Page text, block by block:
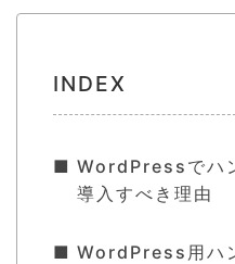
INDEX
WordPressでハ
導入すべき理由
WordPress用ハ